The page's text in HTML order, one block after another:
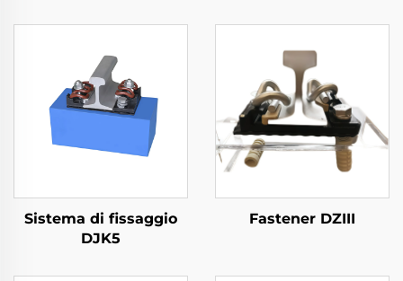
Sistema di fissaggio
DJK5
Fastener DZIII